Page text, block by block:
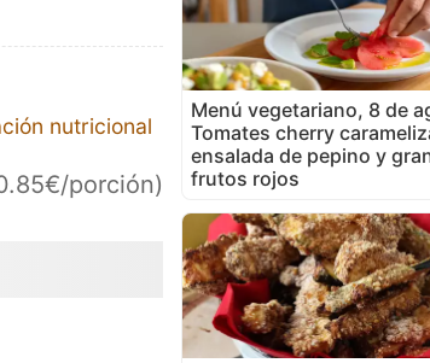
nutricional
porción)
Menú vegetariano, 8 de
Tomates cherry
ensalada de pepino y
frutos rojos